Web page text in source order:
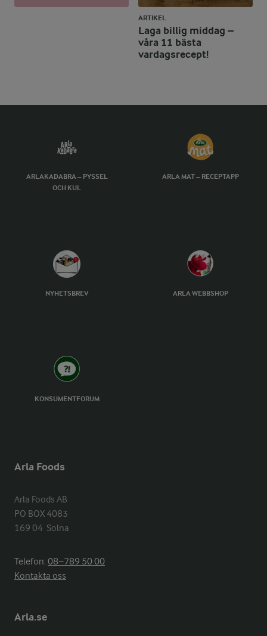
ARTIKEL
Laga billig middag –
våra 11 bästa
vardagsrecept!
ARLAKADABRA – PYSSEL
OCH KUL
ARLA MAT – RECEPTAPP
NYHETSBREV ARLA WEBBSHOP
KONSUMENTFORUM
Arla Foods
Arla Foods AB
PO BOX 4083
169 04  Solna
Telefon:08−789 50 00
Kontakta oss
Arla.se